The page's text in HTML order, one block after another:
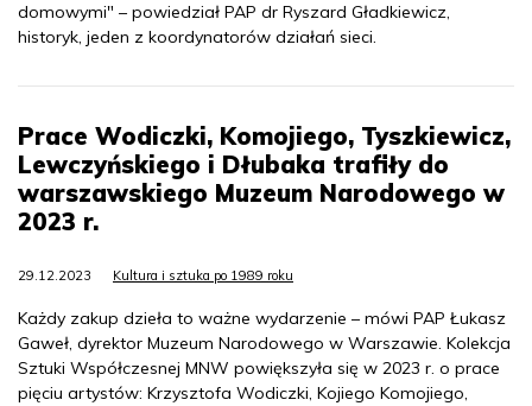
domowymi" – powiedział PAP dr Ryszard Gładkiewicz,
historyk, jeden z koordynatorów działań sieci.
Prace Wodiczki, Komojiego, Tyszkiewicz,
Lewczyńskiego i Dłubaka trafiły do
warszawskiego Muzeum Narodowego w
2023 r.
29.12.2023 Kultura i sztuka po 1989 roku
Każdy zakup dzieła to ważne wydarzenie – mówi PAP Łukasz
Gaweł, dyrektor Muzeum Narodowego w Warszawie. Kolekcja
Sztuki Współczesnej MNW powiększyła się w 2023 r. o prace
pięciu artystów: Krzysztofa Wodiczki, Kojiego Komojiego,